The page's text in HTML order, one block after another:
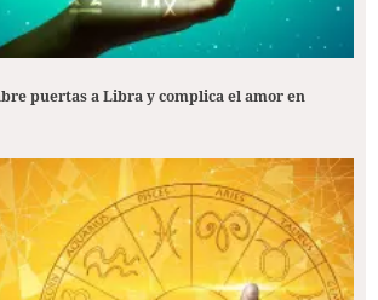
puertas a Libra y complica el amor en